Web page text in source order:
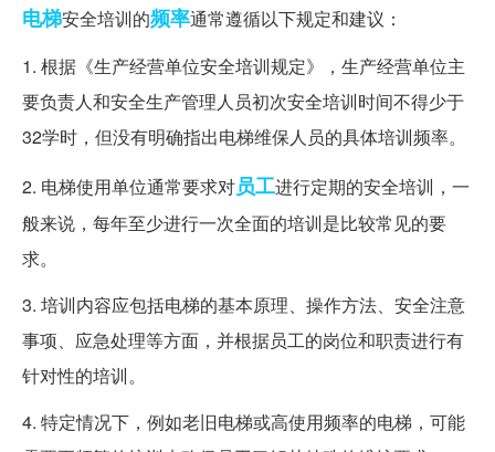
电梯安全培训的频率通常遵循以下规定和建议：
1. 根据《生产经营单位安全培训规定》，生产经营单位主
要负责人和安全生产管理人员初次安全培训时间不得少于
32学时，但没有明确指出电梯维保人员的具体培训频率。
2. 电梯使用单位通常要求对员工进行定期的安全培训，一
般来说，每年至少进行一次全面的培训是比较常见的要
求。
3. 培训内容应包括电梯的基本原理、操作方法、安全注意
事项、应急处理等方面，并根据员工的岗位和职责进行有
针对性的培训。
4. 特定情况下，例如老旧电梯或高使用频率的电梯，可能